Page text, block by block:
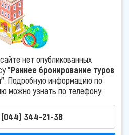
нет опубликованных
"Раннее бронирование туров
. Подробную информацию по
можно узнать по телефону:
(044) 344-21-38